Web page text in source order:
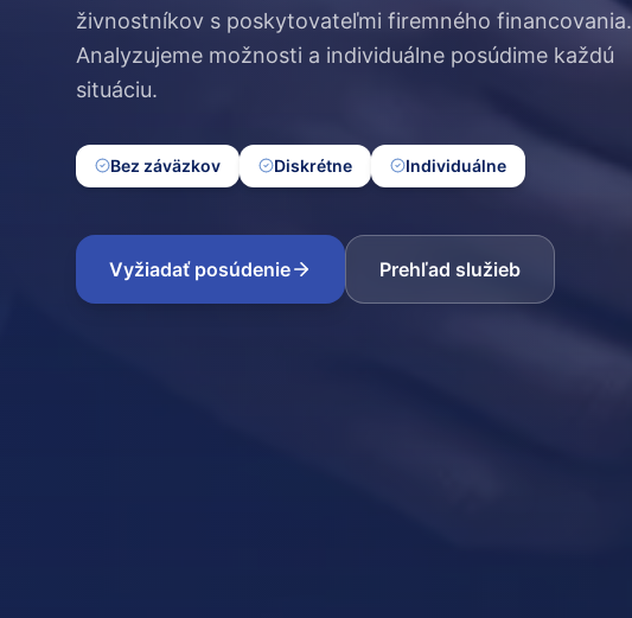
živnostníkov s poskytovateľmi firemného financovania.
Analyzujeme možnosti a individuálne posúdime každú
situáciu.
Bez záväzkov Diskrétne Individuálne
Vyžiadať posúdenie Prehľad služieb